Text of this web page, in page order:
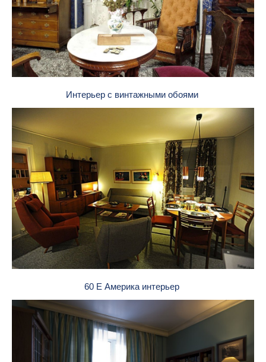
Интерьер с винтажными обоями
60 Е Америка интерьер